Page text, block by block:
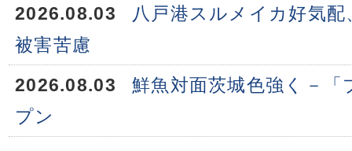
2026.08.03
八戸港スルメイカ好気
被害苦慮
2026.08.03
鮮魚対面茨城色強く－
プン